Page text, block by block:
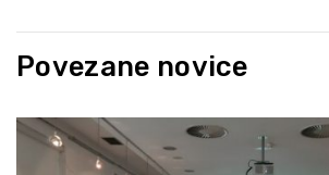
Povezane novice